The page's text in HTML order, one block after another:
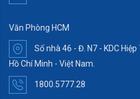
Văn Phòng HCM
Số nhà 46 - Đ. N7 - KDC
Hồ Chí Minh - Việt Nam.
1800.5777.28